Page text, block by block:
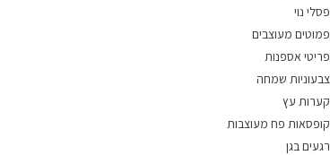
פסלי נוי
פמוטים מעוצבים
פריטי אספנות
צבעוניות שמחה
קערות עץ
קופסאות פח מעוצבות
רגעים בגן